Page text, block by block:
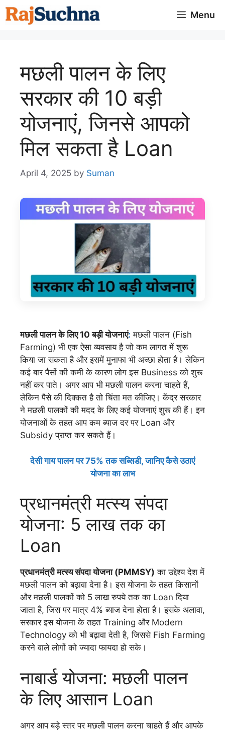
Skip
to
Menu
मछली पालन के लिए
सरकार की 10 बड़ी
योजनाएं, जिनसे आपको
मिल सकता है Loan
April 4, 2025 by Suman
मछली पालन के लिए 10 बड़ी योजनाएं: मछली पालन (Fish
Farming) भी एक ऐसा व्यवसाय है जो कम लागत में शुरू
किया जा सकता है और इसमें मुनाफा भी अच्छा होता है। लेकिन
कई बार पैसों की कमी के कारण लोग इस Business को शुरू
नहीं कर पाते। अगर आप भी मछली पालन करना चाहते हैं,
लेकिन पैसे की दिक्कत है तो चिंता मत कीजिए। केंद्र सरकार
ने मछली पालकों की मदद के लिए कई योजनाएं शुरू की हैं। इन
योजनाओं के तहत आप कम ब्याज दर पर Loan और
Subsidy प्राप्त कर सकते हैं।
देसी गाय पालन पर 75% तक सब्सिडी, जानिए कैसे उठाएं
योजना का लाभ
प्रधानमंत्री मत्स्य संपदा
योजना: 5 लाख तक का
Loan
प्रधानमंत्री मत्स्य संपदा योजना (PMMSY) का उद्देश्य देश में
मछली पालन को बढ़ावा देना है। इस योजना के तहत किसानों
और मछली पालकों को 5 लाख रुपये तक का Loan दिया
जाता है, जिस पर मात्र 4% ब्याज देना होता है। इसके अलावा,
सरकार इस योजना के तहत Training और Modern
Technology को भी बढ़ावा देती है, जिससे Fish Farming
करने वाले लोगों को ज्यादा फायदा हो सके।
नाबार्ड योजना: मछली पालन
के लिए आसान Loan
अगर आप बड़े स्तर पर मछली पालन करना चाहते हैं और आपके